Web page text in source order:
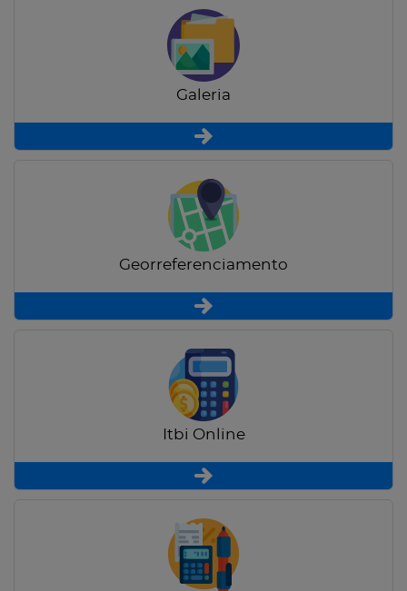
Galeria
Georreferenciamento
Itbi Online